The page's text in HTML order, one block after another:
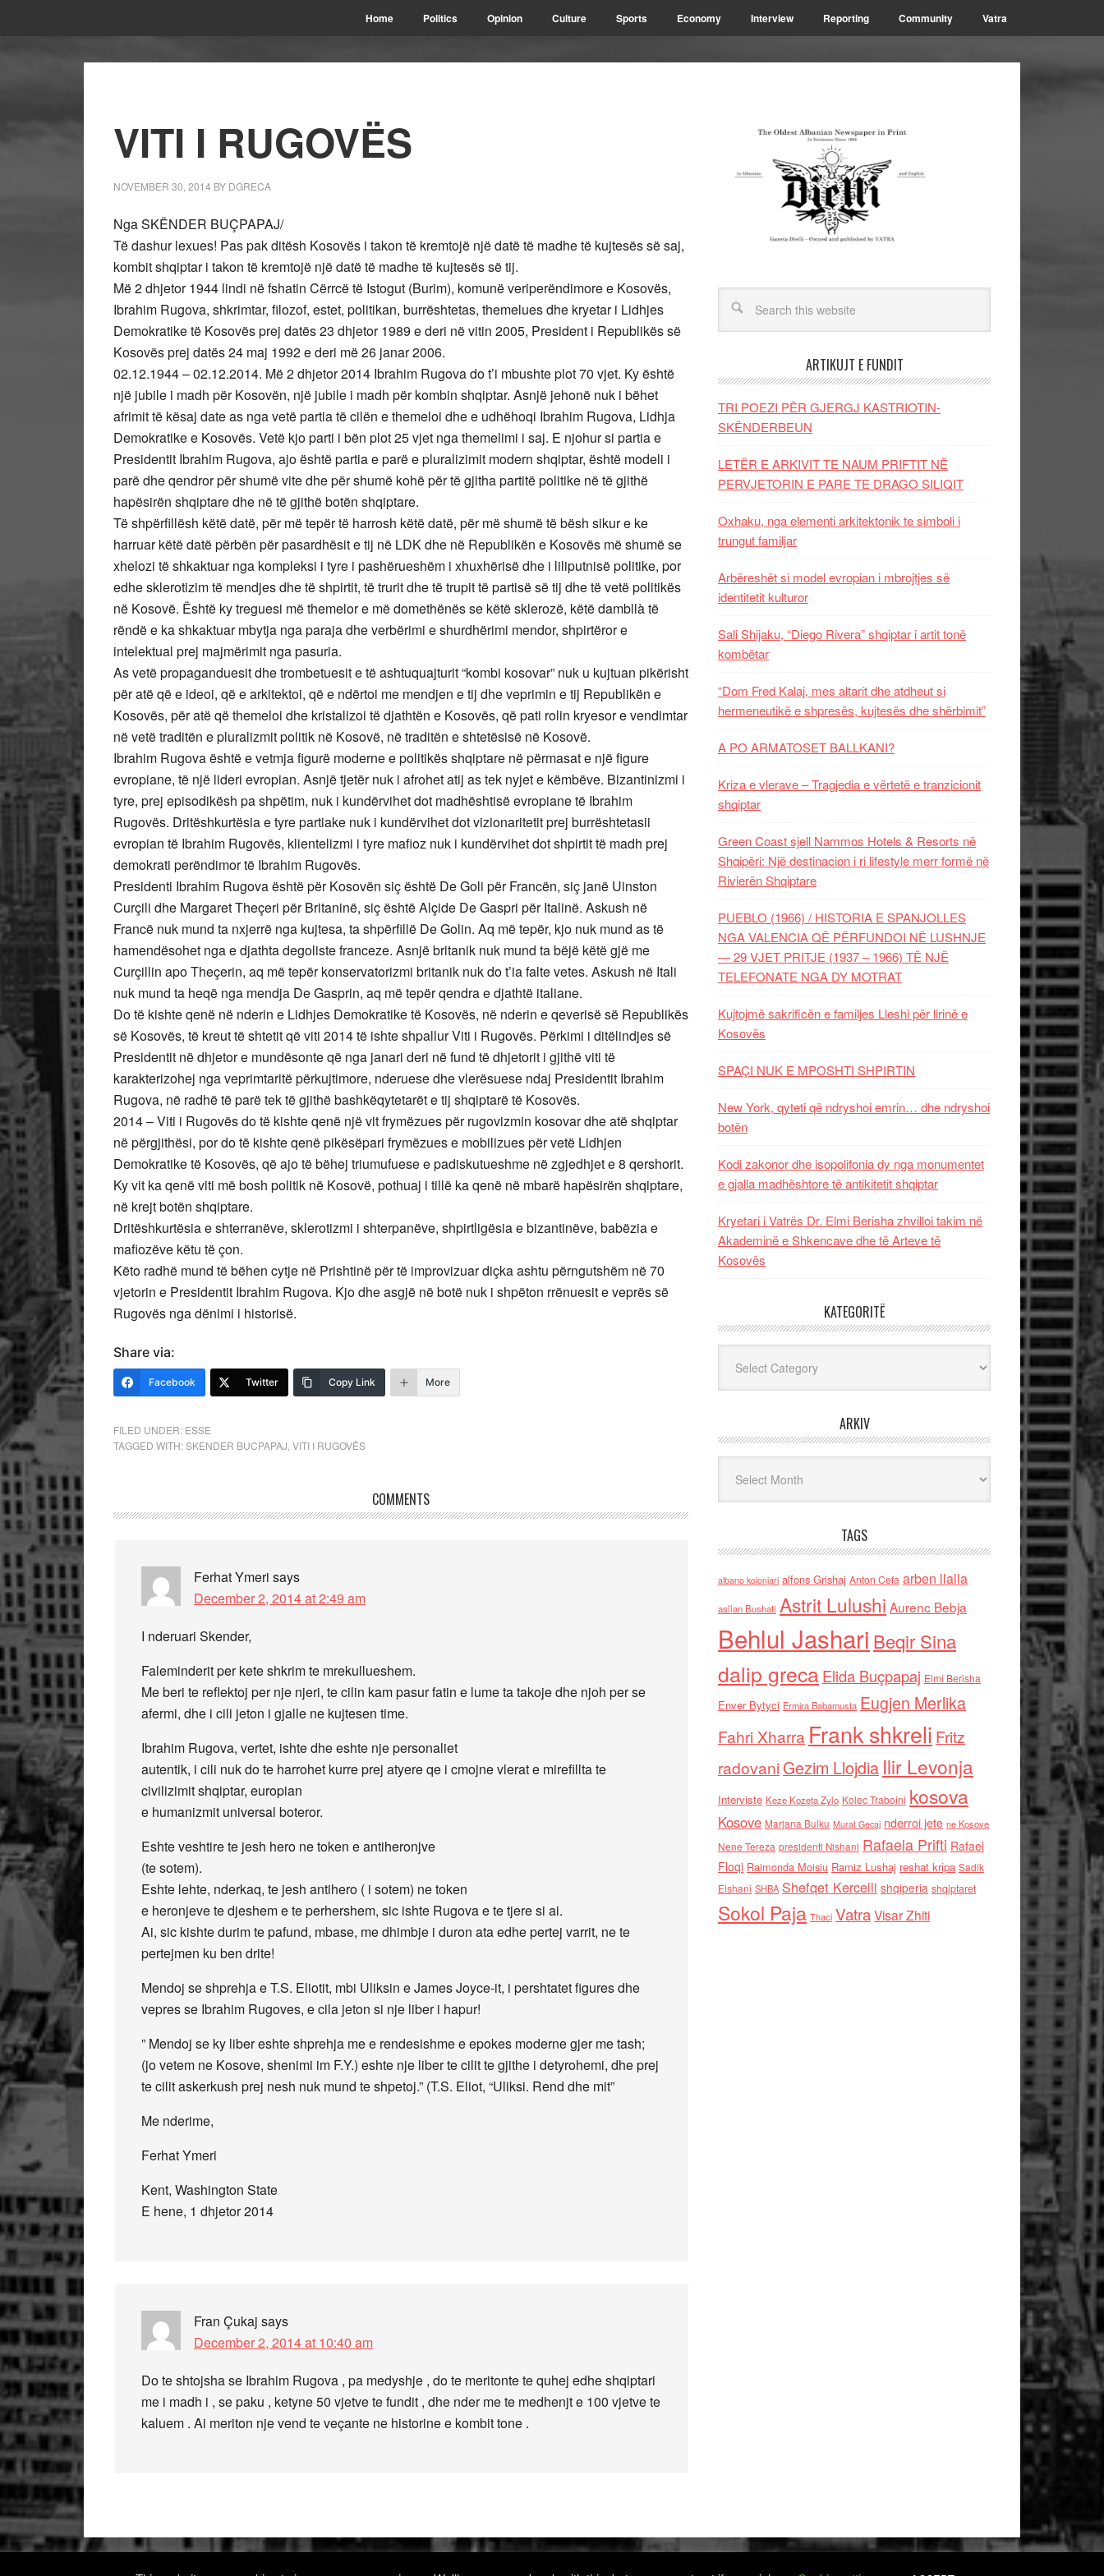
Home Politics Opinion Culture Sports Economy Interview Reporting Community Vatra
VITI I RUGOVËS
NOVEMBER 30, 2014 BY DGRECA
Nga SKËNDER BUÇPAPAJ/
Të dashur lexues! Pas pak ditësh Kosovës i takon të kremtojë një datë të madhe të kujtesës së saj,
kombit shqiptar i takon të kremtojë një datë të madhe të kujtesës së tij.
Më 2 dhjetor 1944 lindi në fshatin Cërrcë të Istogut (Burim), komunë veriperëndimore e Kosovës,
Ibrahim Rugova, shkrimtar, filozof, estet, politikan, burrështetas, themelues dhe kryetar i Lidhjes
Demokratike të Kosovës prej datës 23 dhjetor 1989 e deri në vitin 2005, President i Republikës së
Kosovës prej datës 24 maj 1992 e deri më 26 janar 2006.
02.12.1944 – 02.12.2014. Më 2 dhjetor 2014 Ibrahim Rugova do t’i mbushte plot 70 vjet. Ky është
një jubile i madh për Kosovën, një jubile i madh për kombin shqiptar. Asnjë jehonë nuk i bëhet
afrimit të kësaj date as nga vetë partia të cilën e themeloi dhe e udhëhoqi Ibrahim Rugova, Lidhja
Demokratike e Kosovës. Vetë kjo parti i bën plot 25 vjet nga themelimi i saj. E njohur si partia e
Presidentit Ibrahim Rugova, ajo është partia e parë e pluralizimit modern shqiptar, është modeli i
parë dhe qendror për shumë vite dhe për shumë kohë për të gjitha partitë politike në të gjithë
hapësirën shqiptare dhe në të gjithë botën shqiptare.
Të shpërfillësh këtë datë, për më tepër të harrosh këtë datë, për më shumë të bësh sikur e ke
harruar këtë datë përbën për pasardhësit e tij në LDK dhe në Republikën e Kosovës më shumë se
xhelozi të shkaktuar nga kompleksi i tyre i pashërueshëm i xhuxhërisë dhe i liliputnisë politike, por
edhe sklerotizim të mendjes dhe të shpirtit, të trurit dhe të trupit të partisë së tij dhe të vetë politikës
në Kosovë. Është ky treguesi më themelor e më domethënës se këtë sklerozë, këtë dambllà të
rëndë e ka shkaktuar mbytja nga paraja dhe verbërimi e shurdhërimi mendor, shpirtëror e
intelektual prej majmërimit nga pasuria.
As vetë propaganduesit dhe trombetuesit e të ashtuquajturit “kombi kosovar” nuk u kujtuan pikërisht
për atë që e ideoi, që e arkitektoi, që e ndërtoi me mendjen e tij dhe veprimin e tij Republikën e
Kosovës, për atë që themeloi dhe kristalizoi të djathtën e Kosovës, që pati rolin kryesor e vendimtar
në vetë traditën e pluralizmit politik në Kosovë, në traditën e shtetësisë në Kosovë.
Ibrahim Rugova është e vetmja figurë moderne e politikës shqiptare në përmasat e një figure
evropiane, të një lideri evropian. Asnjë tjetër nuk i afrohet atij as tek nyjet e këmbëve. Bizantinizmi i
tyre, prej episodikësh pa shpëtim, nuk i kundërvihet dot madhështisë evropiane të Ibrahim
Rugovës. Dritëshkurtësia e tyre partiake nuk i kundërvihet dot vizionaritetit prej burrështetasii
evropian të Ibrahim Rugovës, klientelizmi i tyre mafioz nuk i kundërvihet dot shpirtit të madh prej
demokrati perëndimor të Ibrahim Rugovës.
Presidenti Ibrahim Rugova është për Kosovën siç është De Goli për Francën, siç janë Uinston
Curçili dhe Margaret Theçeri për Britaninë, siç është Alçide De Gaspri për Italinë. Askush në
Francë nuk mund ta nxjerrë nga kujtesa, ta shpërfillë De Golin. Aq më tepër, kjo nuk mund as të
hamendësohet nga e djathta degoliste franceze. Asnjë britanik nuk mund ta bëjë këtë gjë me
Curçillin apo Theçerin, aq më tepër konservatorizmi britanik nuk do t’ia falte vetes. Askush në Itali
nuk mund ta heqë nga mendja De Gasprin, aq më tepër qendra e djathtë italiane.
Do të kishte qenë në nderin e Lidhjes Demokratike të Kosovës, në nderin e qeverisë së Republikës
së Kosovës, të kreut të shtetit që viti 2014 të ishte shpallur Viti i Rugovës. Përkimi i ditëlindjes së
Presidentit në dhjetor e mundësonte që nga janari deri në fund të dhjetorit i gjithë viti të
karakterizohej nga veprimtaritë përkujtimore, nderuese dhe vlerësuese ndaj Presidentit Ibrahim
Rugova, në radhë të parë tek të gjithë bashkëqytetarët e tij shqiptarë të Kosovës.
2014 – Viti i Rugovës do të kishte qenë një vit frymëzues për rugovizmin kosovar dhe atë shqiptar
në përgjithësi, por do të kishte qenë pikësëpari frymëzues e mobilizues për vetë Lidhjen
Demokratike të Kosovës, që ajo të bëhej triumufuese e padiskutueshme në zgjedhjet e 8 qershorit.
Ky vit ka qenë viti më bosh politik në Kosovë, pothuaj i tillë ka qenë në mbarë hapësirën shqiptare,
në krejt botën shqiptare.
Dritëshkurtësia e shterranëve, sklerotizmi i shterpanëve, shpirtligësia e bizantinëve, babëzia e
mafiozëve këtu të çon.
Këto radhë mund të bëhen cytje në Prishtinë për të improvizuar diçka ashtu përngutshëm në 70
vjetorin e Presidentit Ibrahim Rugova. Kjo dhe asgjë në botë nuk i shpëton rrënuesit e veprës së
Rugovës nga dënimi i historisë.
Share via:
Facebook Twitter Copy Link More
FILED UNDER: ESSE
TAGGED WITH:SKENDER BUCPAPAJ VITI I RUGOVËS
COMMENTS
Ferhat Ymeri says
December 2, 2014 at 2:49 am
I nderuari Skender,
Faleminderit per kete shkrim te mrekullueshem.
Me beri te reflektoj per nje njeri, te cilin kam pasur fatin e lume ta takoje dhe njoh per se
afermi, dhe i cili jeton i gjalle ne kujtesen time.
Ibrahim Rugova, vertet, ishte dhe eshte nje personaliet
autentik, i cili nuk do te harrohet kurre prej atyere qe i cmojne vlerat e mirefillta te
civilizimit shqiptar, europian
e humanizmit universal boteror.
Eshte veshtire te jesh hero ne token e antiheronjve
(te sotem).
Eshte lehte, nderkaq, te jesh antihero ( i sotem) ne token
e heronjeve te djeshem e te perhershem, sic ishte Rugova e te tjere si ai.
Ai, sic kishte durim te pafund, mbase, me dhimbje i duron ata edhe pertej varrit, ne te
pertejmen ku ben drite!
Mendoj se shprehja e T.S. Eliotit, mbi Uliksin e James Joyce-it, i pershtatet figures dhe
vepres se Ibrahim Rugoves, e cila jeton si nje liber i hapur!
” Mendoj se ky liber eshte shprehja me e rendesishme e epokes moderne gjer me tash;
(jo vetem ne Kosove, shenimi im F.Y.) eshte nje liber te cilit te gjithe i detyrohemi, dhe prej
te cilit askerkush prej nesh nuk mund te shpetoj.” (T.S. Eliot, “Uliksi. Rend dhe mit”
Me nderime,
Ferhat Ymeri
Kent, Washington State
E hene, 1 dhjetor 2014
Fran Çukaj says
December 2, 2014 at 10:40 am
Do te shtojsha se Ibrahim Rugova , pa medyshje , do te meritonte te quhej edhe shqiptari
me i madh i , se paku , ketyne 50 vjetve te fundit , dhe nder me te medhenjt e 100 vjetve te
kaluem . Ai meriton nje vend te veçante ne historine e kombit tone .
ARTIKUJT E FUNDIT
TRI POEZI PËR GJERGJ KASTRIOTIN-
SKËNDERBEUN
LETËR E ARKIVIT TE NAUM PRIFTIT NË
PERVJETORIN E PARE TE DRAGO SILIQIT
Oxhaku, nga elementi arkitektonik te simboli i
trungut familjar
Arbëreshët si model evropian i mbrojtjes së
identitetit kulturor
Sali Shijaku, “Diego Rivera” shqiptar i artit tonë
kombëtar
“Dom Fred Kalaj, mes altarit dhe atdheut si
hermeneutikë e shpresës, kujtesës dhe shërbimit”
A PO ARMATOSET BALLKANI?
Kriza e vlerave – Tragjedia e vërtetë e tranzicionit
shqiptar
Green Coast sjell Nammos Hotels & Resorts në
Shqipëri: Një destinacion i ri lifestyle merr formë në
Rivierën Shqiptare
PUEBLO (1966) / HISTORIA E SPANJOLLES
NGA VALENCIA QË PËRFUNDOI NË LUSHNJE
— 29 VJET PRITJE (1937 – 1966) TË NJË
TELEFONATE NGA DY MOTRAT
Kujtojmë sakrificën e familjes Lleshi për lirinë e
Kosovës
SPAÇI NUK E MPOSHTI SHPIRTIN
New York, qyteti që ndryshoi emrin… dhe ndryshoi
botën
Kodi zakonor dhe isopolifonia dy nga monumentet
e gjalla madhështore të antikitetit shqiptar
Kryetari i Vatrës Dr. Elmi Berisha zhvilloi takim në
Akademinë e Shkencave dhe të Arteve të
Kosovës
KATEGORITË
ARKIV
TAGS
albano kolonjari alfons Grishaj Anton Cefa arben llalla
asllan Bushati Astrit Lulushi Aurenc Bebja
Behlul Jashari Beqir Sina
dalip grecaElida Buçpapaj Elmi Berisha
Enver Bytyci Ermira Babamusta Eugjen Merlika
Fahri Xharra Frank shkreli Fritz
radovaniGezim Llojdia Ilir Levonja
Interviste Keze Kozeta Zylo Kolec Traboini kosova
Kosove Marjana Bulku Murat Gecaj nderroi jete ne Kosove
Nene Tereza presidenti Nishani Rafaela Prifti Rafael
Floqi Raimonda Moisiu Ramiz Lushaj reshat kripa Sadik
Elshani SHBA Shefqet Kercelli shqiperia shqiptaret
Sokol Paja Thaci VatraVisar Zhiti